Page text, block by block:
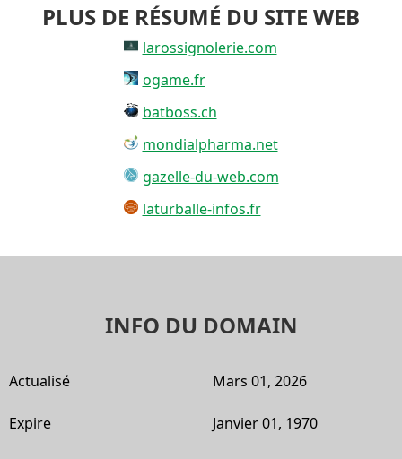
PLUS DE RÉSUMÉ DU SITE WEB
larossignolerie.com
ogame.fr
batboss.ch
mondialpharma.net
gazelle-du-web.com
laturballe-infos.fr
INFO DU DOMAIN
Actualisé Mars 01, 2026
Expire Janvier 01, 1970